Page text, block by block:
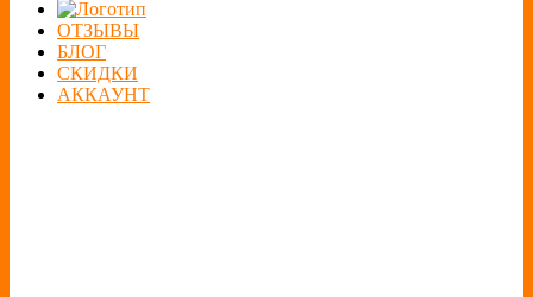
ОТЗЫВЫ
БЛОГ
СКИДКИ
АККАУНТ